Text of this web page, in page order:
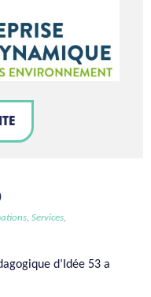
, Services,
d’Idée 53 a